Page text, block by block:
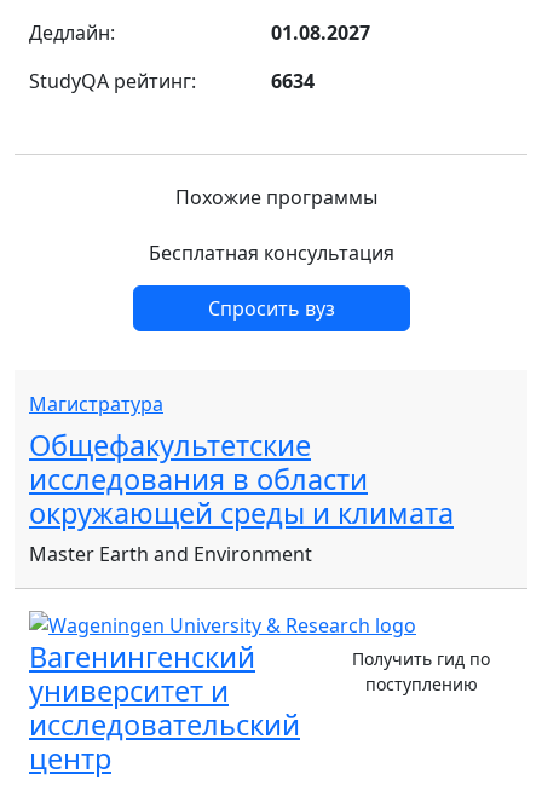
Дедлайн:
01.08.2027
StudyQA рейтинг:
6634
Похожие программы
Бесплатная консультация
Спросить вуз
Магистратура
Общефакультетские
исследования в области
окружающей среды и климата
Master Earth and Environment
Вагенингенский
университет и
исследовательский
центр
Получить гид по
поступлению